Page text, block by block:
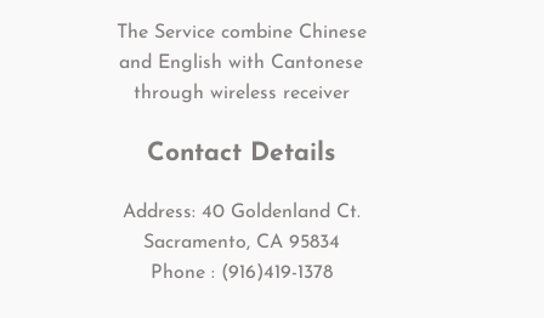
The Service combine Chinese
and English with Cantonese
through wireless receiver
Contact Details
Address: 40 Goldenland Ct.
Sacramento, CA 95834
Phone : (916)419-1378